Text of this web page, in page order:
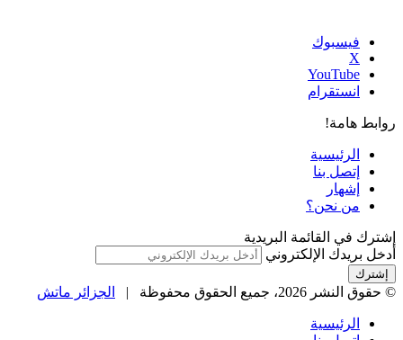
فيسبوك
‫X
‫YouTube
انستقرام
روابط هامة!
الرئيسية
إتصل بنا
إشهار
من نحن؟
إشترك في القائمة البريدية
أدخل بريدك الإلكتروني
© حقوق النشر 2026، جميع الحقوق محفوظة | الجزائر ماتش
الرئيسية